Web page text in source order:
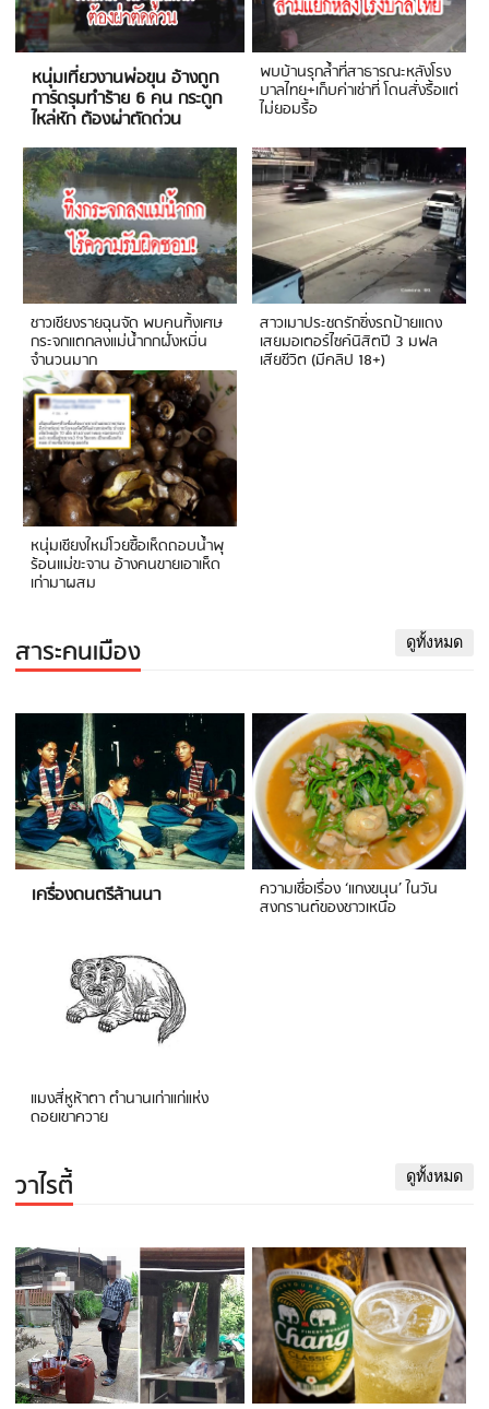
หนุ่มเที่ยวงานพ่อขุน อ้างถูก
การ์ดรุมทำร้าย 6 คน กระดูก
ไหล่หัก ต้องผ่าตัดด่วน
พบบ้านรุกล้ำที่สาธารณะหลังโรง
บาลไทย+เก็บค่าเช่าที่ โดนสั่งรื้อแต่
ไม่ยอมรื้อ
ชาวเชียงรายฉุนจัด พบคนทิ้งเศษ
กระจกแตกลงแม่น้ำกกฝั่งหมิ่น
จำนวนมาก
สาวเมาประชดรักซิ่งรถป้ายแดง
เสยมอเตอร์ไซค์นิสิตปี 3 มฟล
เสียชีวิต (มีคลิป 18+)
หนุ่มเชียงใหม่โวยซื้อเห็ดถอบน้ำพุ
ร้อนแม่ขะจาน อ้างคนขายเอาเห็ด
เก่ามาผสม
สาระคนเมือง ดูทั้งหมด
เครื่องดนตรีล้านนา ความเชื่อเรื่อง ‘แกงขนุน’ ในวัน
สงกรานต์ของชาวเหนือ
แมงสี่หูห้าตา ตำนานเก่าแก่แห่ง
ดอยเขาควาย
วาไรตี้ ดูทั้งหมด